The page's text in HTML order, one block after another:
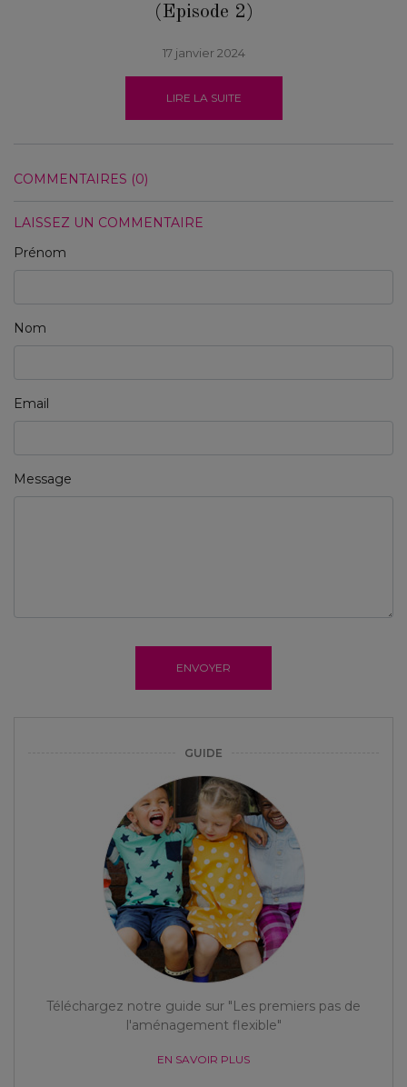
(Episode 2)
17 janvier 2024
LIRE LA SUITE
COMMENTAIRES (0)
LAISSEZ UN COMMENTAIRE
Prénom
Nom
Email
Message
ENVOYER
GUIDE
Téléchargez notre guide sur "Les premiers pas de
l'aménagement flexible"
EN SAVOIR PLUS